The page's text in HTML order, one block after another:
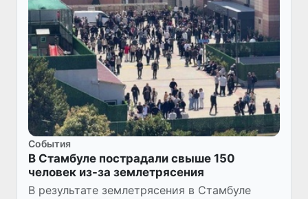
Cобытия
В Стамбуле пострадали свыше 150
человек из-за землетрясения
В результате землетрясения в Стамбуле